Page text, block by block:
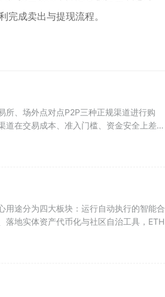
成卖出与提现流程。
所、场外点对点P2P三种正规渠道进行购
道在交易成本、准入门槛、资金安全上差异
用途分为四大板块：运行自动执行的智能合
地实体资产代币化与社区自治工具，ETH